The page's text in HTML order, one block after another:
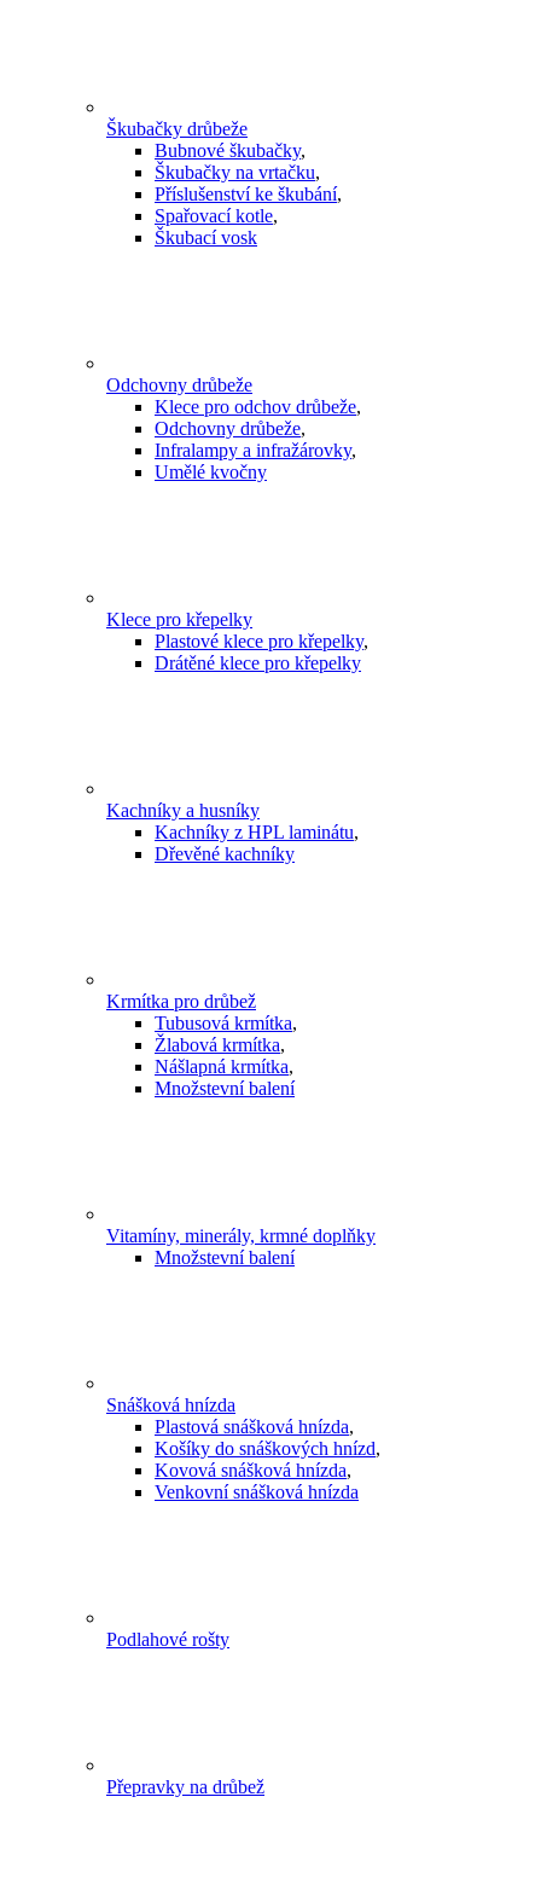
Škubačky drůbeže
Bubnové škubačky,
Škubačky na vrtačku,
Příslušenství ke škubání,
Spařovací kotle,
Škubací vosk
Odchovny drůbeže
Klece pro odchov drůbeže,
Odchovny drůbeže,
Infralampy a infražárovky,
Umělé kvočny
Klece pro křepelky
Plastové klece pro křepelky,
Drátěné klece pro křepelky
Kachníky a husníky
Kachníky z HPL laminátu,
Dřevěné kachníky
Krmítka pro drůbež
Tubusová krmítka,
Žlabová krmítka,
Nášlapná krmítka,
Množstevní balení
Vitamíny, minerály, krmné doplňky
Množstevní balení
Snášková hnízda
Plastová snášková hnízda,
Košíky do snáškových hnízd,
Kovová snášková hnízda,
Venkovní snášková hnízda
Podlahové rošty
Přepravky na drůbež